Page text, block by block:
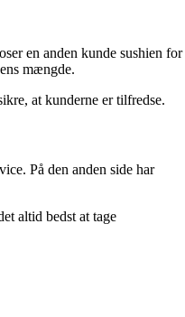
en anden kunde sushien for
mængde.
at kunderne er tilfredse.
På den anden side har
altid bedst at tage